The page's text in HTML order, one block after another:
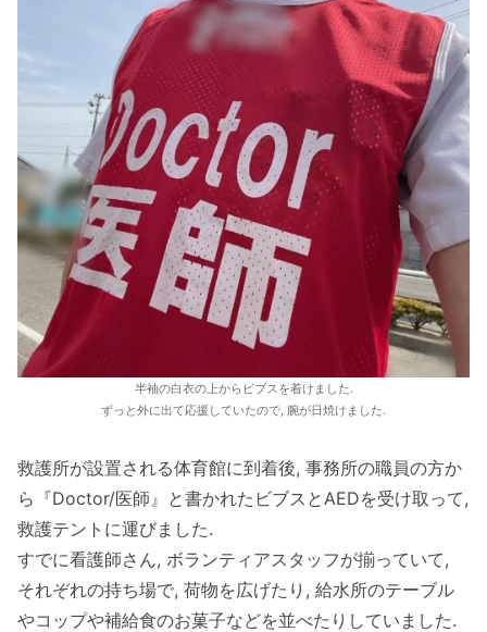
半袖の白衣の上からビブスを着けました.
ずっと外に出て応援していたので, 腕が日焼けました.
救護所が設置される体育館に到着後, 事務所の職員の方か
ら『Doctor/医師』と書かれたビブスとAEDを受け取って,
救護テントに運びました.
すでに看護師さん, ボランティアスタッフが揃っていて,
それぞれの持ち場で, 荷物を広げたり, 給水所のテーブル
やコップや補給食のお菓子などを並べたりしていました.